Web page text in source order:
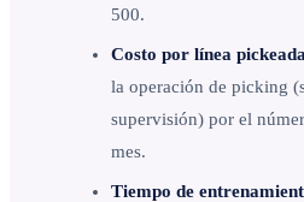
500.
Costo por línea
la operación de picking
supervisión) por el
mes.
Tiempo de